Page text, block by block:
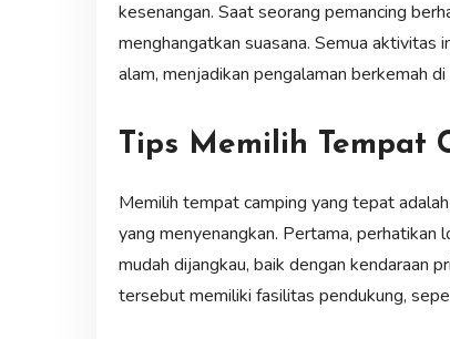
kesenangan. Saat seorang pemancing
menghangatkan suasana. Semua aktivitas
alam, menjadikan pengalaman berkemah
Tips Memilih Tempat
Memilih tempat camping yang tepat
yang menyenangkan. Pertama,
mudah dijangkau, baik dengan kendaraan
tersebut memiliki fasilitas pendukung,